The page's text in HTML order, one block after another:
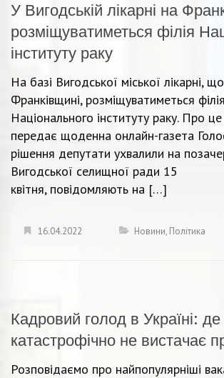
У Вигодській лікарні на
розміщуватиметься філія
інституту раку
На базі Вигодської міської лікарні,
Франківщині, розміщуватиметься філія
Національного інституту раку. Про це
передає щоденна онлайн-газета
рішення депутати ухвалили на
Вигодської селищної ради 15
квітня, повідомляють на […]
16.04.2022 Новини, Політика
Кадровий голод в Україні: де
катастрофічно не вистачає
Розповідаємо про найпопулярніші